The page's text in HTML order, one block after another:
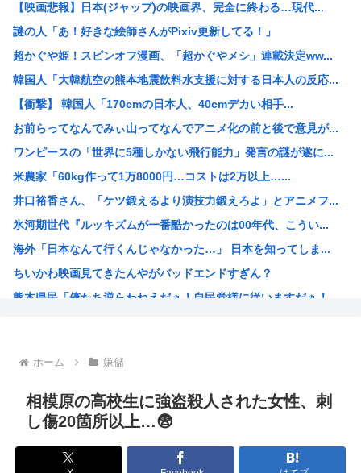
【困惑】資産7億円あるのに、移動も食事も服も株主優待生活
【画像】高市早苗、殺されることに怯え始める
【画像】飛行機の隣の客に手コキされたイケメンwww
券売機でチンタラしてる鈍感日本人、ガチで増える。197c...
【衝撃】50代女性、京大病院で脳腫瘍手術→“腫瘍の無い部...
【画像】ディズニーのおいなり巻（600円）、流石にアレす...
小学生の時、廊下を走ったときの危険性と利点について統計を...
古いパソコンのUSBに挿すだけで復活&高速化するマジック...
中国、止められないEV製造 売れず在庫山積み「売れたこと...
危険物乙4さん合格率30%の難関試験になる
氷河期世代『ルッキズムが一番酷かったのは00年代、こうい...
女子中学生をカッターナイフで脅し性的暴行か 56歳男を逮...
【映画悲報】日本(ジャップ)の映画界、完全に終わる…現代...
謎の人「あ！好きな絵師さんがPixiv更新してる！」
超かぐや姫！スピンオフ漫画、「超かぐやメシ」連載決定ww...
韓国人「大韓航空の熊本地震飲料水支援に対する日本人の反応...
【衝撃】 韓国人「170cmの日本人、40cmデカい相手...
お前らってなんでみぃ山ってなんでアニメ化の前と後で意見が...
ワンピースの「世界に5種しかない飛行能力」発言の謎が遂に...
米農家「60kg作って1万8000円…コストは2万以上…...
井口裕香さん、「ケツ鍛えるより演技力鍛えろよ」とアニメフ...
氷河期世代『ルッキズムが一番酷かったのは00年代、こうい...
海外「日本なんて行くんじゃなかった…」 日本を知ってしま...
ちいかわ映画見てきたんやがバッドエンドすぎん？
熊本県民「俺たち逆らわねえだぁ！自民党様に従いますだぁ！...
韓国人「悲報：FIFA会長にさえ2002年W杯で韓国が審...
韓国人「日本のサッカー協会も性接待やってるんじゃないです...
小泉進次郎「北朝鮮に厳重に抗議し、強く非難した」
日本さん食料自給率が過去最低に 25年度37% 主要先進...
ホーム 嫌儲
相模原の高校生に強盗殺人された女性、刺
し傷20箇所以上…😨